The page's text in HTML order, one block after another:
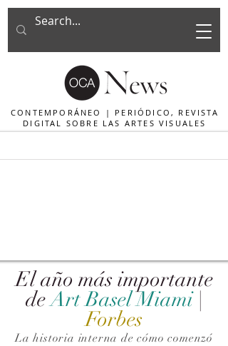
CONTEMPORÁNEO | PERIÓDICO, REVISTA
DIGITAL SOBRE LAS ARTES VISUALES
El año más importante
de Art Basel Miami |
Forbes
La historia interna de cómo comenzó